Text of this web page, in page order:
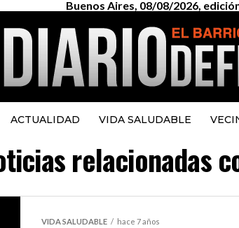
Buenos Aires, 08/08/2026,
ACTUALIDAD VIDA SALUDABLE
relacionadas
VIDA SALUDABLE hace 7 años